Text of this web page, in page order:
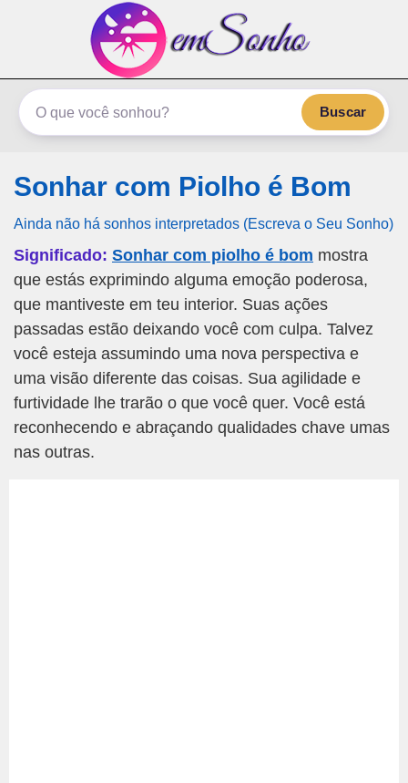
emSonho.com
Os sonhos significam mais
Buscar
Sonhar com Piolho é Bom
Ainda não há sonhos interpretados (Escreva o Seu Sonho)
Significado: Sonhar com piolho é bom mostra
que estás exprimindo alguma emoção poderosa,
que mantiveste em teu interior. Suas ações
passadas estão deixando você com culpa. Talvez
você esteja assumindo uma nova perspectiva e
uma visão diferente das coisas. Sua agilidade e
furtividade lhe trarão o que você quer. Você está
reconhecendo e abraçando qualidades chave umas
nas outras.